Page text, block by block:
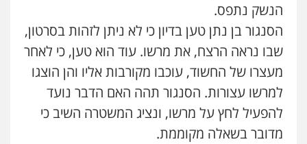
הנשק נתפס.
הסנגור בן נתן טען בדיון כי לא ניתן לזהות בסרטון,
שבו נראה הרצח, את מרשו. עוד הוא טען, כי לאחר
מעצרו של החשוד, עוכבו מקורבות אליו והן הוצגו
למרשו עצורות. הסנגור תהה האם הדבר נועד
להפעיל לחץ על מרשו, ונציג המשטרה השיב כי
מדובר בשאלה מקוממת.